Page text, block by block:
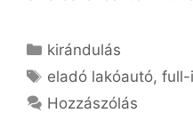
Kategória
kirándulás
Címkék
eladó lakóautó,full-
Hozzászólás